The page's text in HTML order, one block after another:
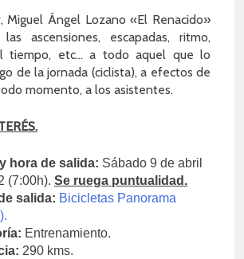
Miguel Ángel Lozano «El Renacido»
ascensiones, escapadas, ritmo,
tiempo, etc… a todo aquel que lo
de la jornada (ciclista), a efectos de
momento, a los asistentes.
hora de salida: Sábado 9 de abril
(7:00h). Se ruega puntualidad.
salida: Bicicletas Panorama
Entrenamiento.
290 kms.